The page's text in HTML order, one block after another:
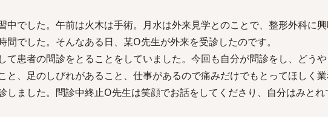
中でした。午前は火木は手術。月水は外来見学とのことで、整形外科に
間でした。そんなある日、某O先生が外来を受診したのです。
て患者の問診をとることをしていました。今回も自分が問診をし、どうや
と、足のしびれがあること、仕事があるので痛みだけでもとってほしく
しました。問診中終止O先生は笑顔でお話をしてくださり、自分はみとれ